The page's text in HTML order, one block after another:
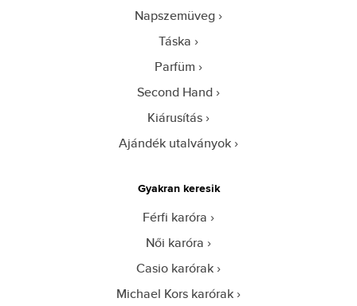
Napszemüveg
Táska
Parfüm
Second Hand
Kiárusítás
Ajándék utalványok
Gyakran keresik
Férfi karóra
Női karóra
Casio karórak
Michael Kors karórak